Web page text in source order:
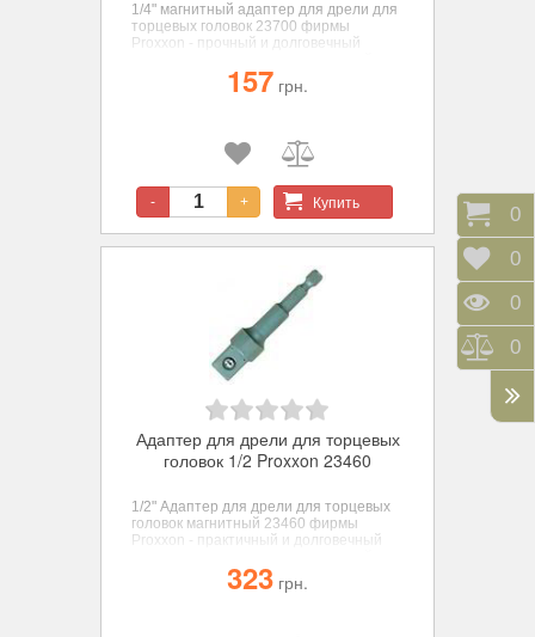
1/4" магнитный адаптер для дрели для
торцевых головок 23700 фирмы
Proxxon
- прочный и долговечный
помощью электродрели.
157 грн.
- + Купить
Адаптер для дрели для торцевых
головок 1/2 Proxxon 23460
1/2" Адаптер для дрели для торцевых
головок магнитный 23460 фирмы
Proxxon
- практичный и долговечный
помощью электродрели.
323 грн.
0
0
0
0